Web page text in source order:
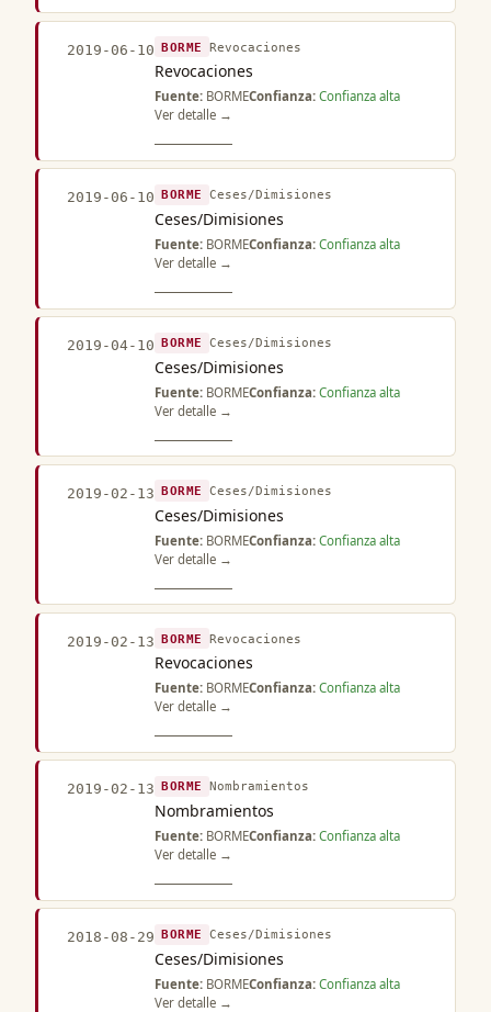
2019-06-10 BORME Revocaciones
Revocaciones
Fuente: BORMEConfianza: Confianza alta
Ver detalle →
2019-06-10 BORME Ceses/Dimisiones
Ceses/Dimisiones
Fuente: BORMEConfianza: Confianza alta
Ver detalle →
2019-04-10 BORME Ceses/Dimisiones
Ceses/Dimisiones
Fuente: BORMEConfianza: Confianza alta
Ver detalle →
2019-02-13 BORME Ceses/Dimisiones
Ceses/Dimisiones
Fuente: BORMEConfianza: Confianza alta
Ver detalle →
2019-02-13 BORME Revocaciones
Revocaciones
Fuente: BORMEConfianza: Confianza alta
Ver detalle →
2019-02-13 BORME Nombramientos
Nombramientos
Fuente: BORMEConfianza: Confianza alta
Ver detalle →
2018-08-29 BORME Ceses/Dimisiones
Ceses/Dimisiones
Fuente: BORMEConfianza: Confianza alta
Ver detalle →